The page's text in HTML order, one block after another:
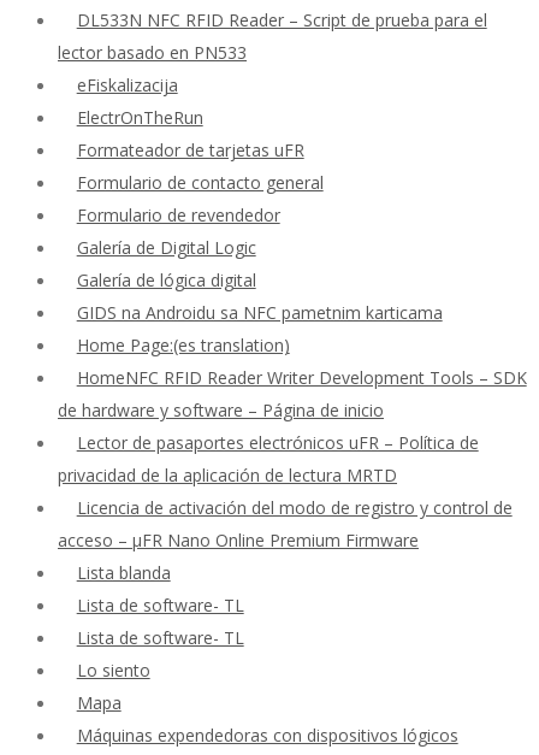
DL533N NFC RFID Reader – Script de prueba para el
lector basado en PN533
eFiskalizacija
ElectrOnTheRun
Formateador de tarjetas uFR
Formulario de contacto general
Formulario de revendedor
Galería de Digital Logic
Galería de lógica digital
GIDS na Androidu sa NFC pametnim karticama
Home Page:(es translation)
HomeNFC RFID Reader Writer Development Tools – SDK
de hardware y software – Página de inicio
Lector de pasaportes electrónicos uFR – Política de
privacidad de la aplicación de lectura MRTD
Licencia de activación del modo de registro y control de
acceso – μFR Nano Online Premium Firmware
Lista blanda
Lista de software- TL
Lista de software- TL
Lo siento
Mapa
Máquinas expendedoras con dispositivos lógicos